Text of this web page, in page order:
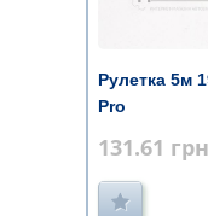
Рулетка 5м
Pro
131.61